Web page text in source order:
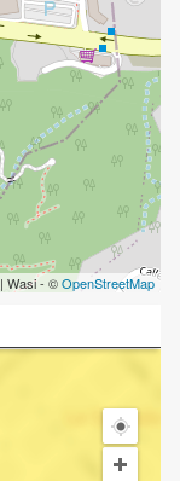
| Wasi - ©OpenStreetMap